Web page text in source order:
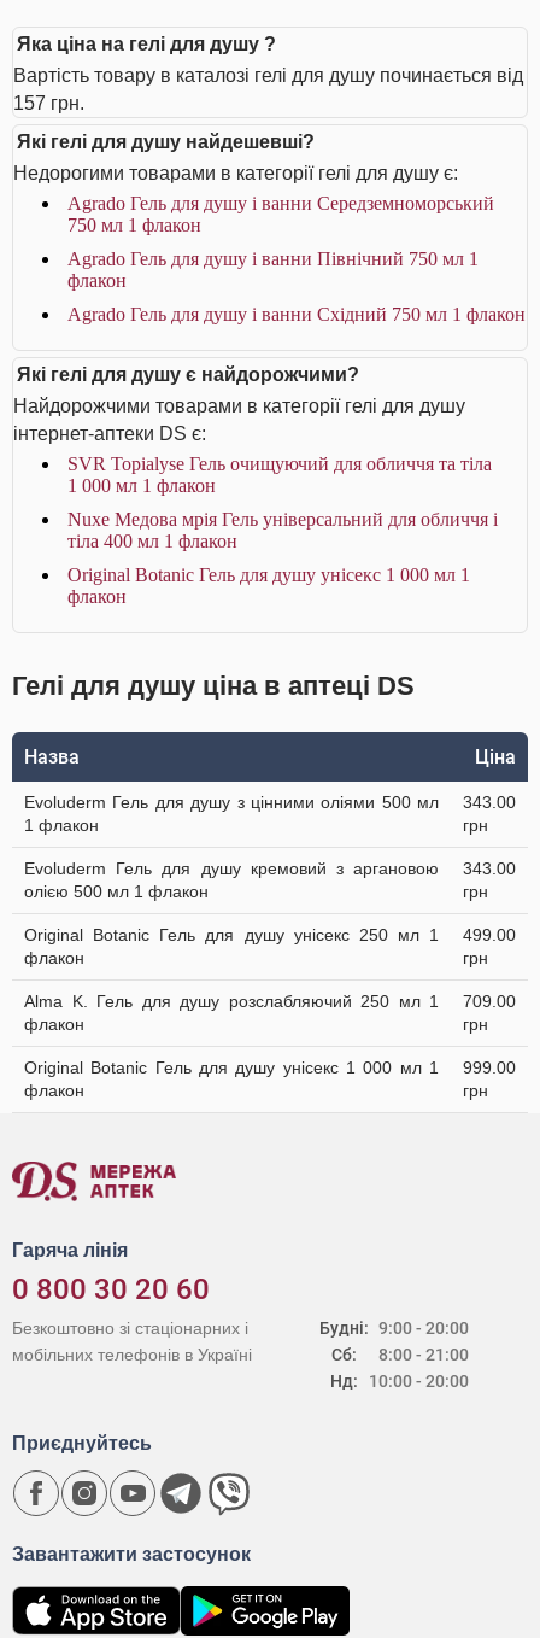
Яка ціна на гелі для душу ?
Вартість товару в каталозі гелі для душу починається від
157 грн.
Які гелі для душу найдешевші?
Недорогими товарами в категорії гелі для душу є:
Agrado Гель для душу і ванни Середземноморський
750 мл 1 флакон
Agrado Гель для душу і ванни Північний 750 мл 1
флакон
Agrado Гель для душу і ванни Східний 750 мл 1 флакон
Які гелі для душу є найдорожчими?
Найдорожчими товарами в категорії гелі для душу
інтернет-аптеки DS є:
SVR Topialyse Гель очищуючий для обличчя та тіла
1 000 мл 1 флакон
Nuxe Медова мрія Гель універсальний для обличчя і
тіла 400 мл 1 флакон
Original Botanic Гель для душу унісекс 1 000 мл 1
флакон
Гелі для душу ціна в аптеці DS
Назва Ціна
Evoluderm Гель для душу з цінними оліями 500 мл
1 флакон
343.00
грн
Evoluderm Гель для душу кремовий з аргановою
олією 500 мл 1 флакон
343.00
грн
Original Botanic Гель для душу унісекс 250 мл 1
флакон
499.00
грн
Alma K. Гель для душу розслабляючий 250 мл 1
флакон
709.00
грн
Original Botanic Гель для душу унісекс 1 000 мл 1
флакон
999.00
грн
Гаряча лінія
0 800 30 20 60
Будні:
Сб:
Нд:
9:00 - 20:00
8:00 - 21:00
10:00 - 20:00
Безкоштовно зі стаціонарних і
мобільних телефонів в Україні
Завантажити застосунок
Приєднуйтесь